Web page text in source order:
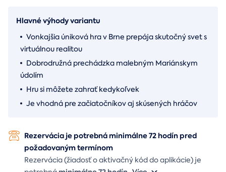
Hlavné výhody variantu
Vonkajšia úniková hra v Brne prepája skutočný svet s
virtuálnou realitou
Dobrodružná prechádzka malebným Mariánskym
údolím
Hru si môžete zahrať kedykoľvek
Je vhodná pre začiatočníkov aj skúsených hráčov
Rezervácia je potrebná minimálne 72 hodín pred
požadovaným termínom
Rezervácia (žiadosť o aktivačný kód do aplikácie) je